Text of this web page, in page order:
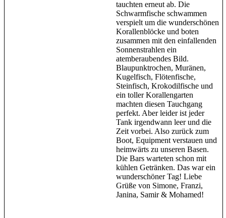
tauchten erneut ab. Die
Schwarmfische schwammen
verspielt um die wunderschönen
Korallenblöcke und boten
zusammen mit den einfallenden
Sonnenstrahlen ein
atemberaubendes Bild.
Blaupunktrochen, Muränen,
Kugelfisch, Flötenfische,
Steinfisch, Krokodilfische und
ein toller Korallengarten
machten diesen Tauchgang
perfekt. Aber leider ist jeder
Tank irgendwann leer und die
Zeit vorbei. Also zurück zum
Boot, Equipment verstauen und
heimwärts zu unseren Basen.
Die Bars warteten schon mit
kühlen Getränken. Das war ein
wunderschöner Tag! Liebe
Grüße von Simone, Franzi,
Janina, Samir & Mohamed!